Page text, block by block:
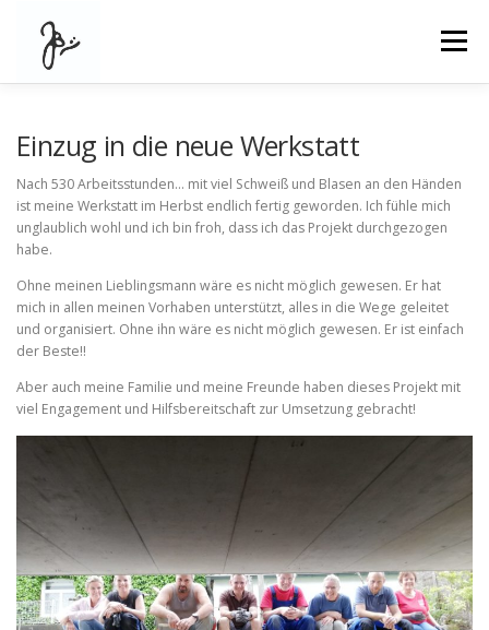
springen
Menü
KONTAKT
Einzug in die neue Werkstatt
Nach 530 Arbeitsstunden… mit viel Schweiß und Blasen an den Händen
ist meine Werkstatt im Herbst endlich fertig geworden. Ich fühle mich
unglaublich wohl und ich bin froh, dass ich das Projekt durchgezogen
habe.
Ohne meinen Lieblingsmann wäre es nicht möglich gewesen. Er hat
mich in allen meinen Vorhaben unterstützt, alles in die Wege geleitet
und organisiert. Ohne ihn wäre es nicht möglich gewesen. Er ist einfach
der Beste!!
Aber auch meine Familie und meine Freunde haben dieses Projekt mit
viel Engagement und Hilfsbereitschaft zur Umsetzung gebracht!